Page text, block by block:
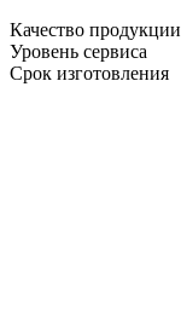
Качество продукции
Уровень сервиса
Срок изготовления